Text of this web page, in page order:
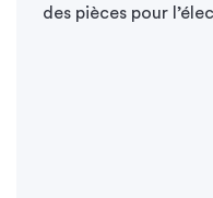
des pièces pour